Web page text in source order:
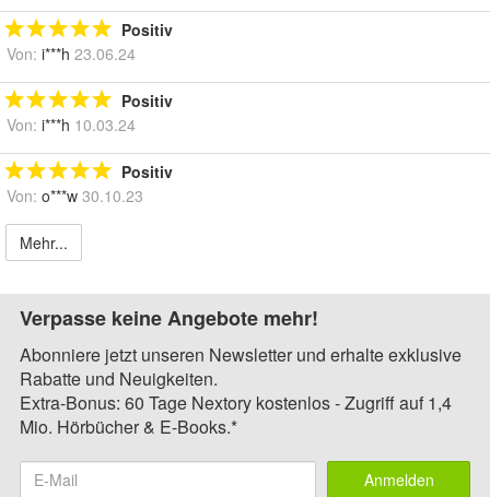
Positiv
Von: i***h 23.06.24
Positiv
Von: i***h 10.03.24
Positiv
Von: o***w 30.10.23
Mehr...
Verpasse keine Angebote mehr!
Abonniere jetzt unseren Newsletter und erhalte exklusive
Rabatte und Neuigkeiten.
Extra-Bonus: 60 Tage Nextory kostenlos - Zugriff auf 1,4
Mio. Hörbücher & E-Books.*
Anmelden